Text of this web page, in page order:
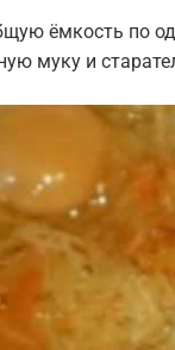
ёмкость по
муку и